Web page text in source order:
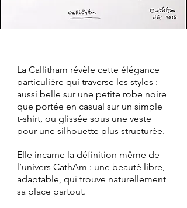
La Callitham révèle cette élégance
particulière qui traverse les styles :
aussi belle sur une petite robe noire
que portée en casual sur un simple
t-shirt, ou glissée sous une veste
pour une silhouette plus structurée.
Elle incarne la définition même de
l’univers CathAm : une beauté libre,
adaptable, qui trouve naturellement
sa place partout.